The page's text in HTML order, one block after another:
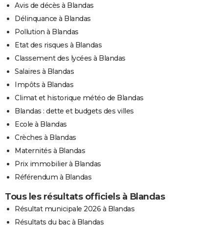
Avis de décès à Blandas
Délinquance à Blandas
Pollution à Blandas
Etat des risques à Blandas
Classement des lycées à Blandas
Salaires à Blandas
Impôts à Blandas
Climat et historique météo de Blandas
Blandas : dette et budgets des villes
Ecole à Blandas
Crèches à Blandas
Maternités à Blandas
Prix immobilier à Blandas
Référendum à Blandas
Tous les résultats officiels à Blandas
Résultat municipale 2026 à Blandas
Résultats du bac à Blandas